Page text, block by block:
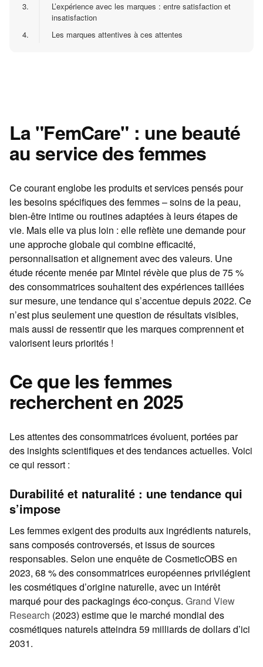
3.
L’expérience avec les marques : entre satisfaction et
insatisfaction
4.
Les marques attentives à ces attentes
La "FemCare" : une beauté
au service des femmes
Ce courant englobe les produits et services pensés pour
les besoins spécifiques des femmes – soins de la peau,
bien-être intime ou routines adaptées à leurs étapes de
vie. Mais elle va plus loin : elle reflète une demande pour
une approche globale qui combine efficacité,
personnalisation et alignement avec des valeurs. Une
étude récente menée par Mintel révèle que plus de 75 %
des consommatrices souhaitent des expériences taillées
sur mesure, une tendance qui s’accentue depuis 2022. Ce
n’est plus seulement une question de résultats visibles,
mais aussi de ressentir que les marques comprennent et
valorisent leurs priorités !
Ce que les femmes
recherchent en 2025
Les attentes des consommatrices évoluent, portées par
des insights scientifiques et des tendances actuelles. Voici
ce qui ressort :
Durabilité et naturalité : une tendance qui
s’impose
Les femmes exigent des produits aux ingrédients naturels,
sans composés controversés, et issus de sources
responsables. Selon une enquête de CosmeticOBS en
2023, 68 % des consommatrices européennes privilégient
les cosmétiques d’origine naturelle, avec un intérêt
marqué pour des packagings éco-conçus. Grand View
Research (2023) estime que le marché mondial des
cosmétiques naturels atteindra 59 milliards de dollars d’ici
2031.